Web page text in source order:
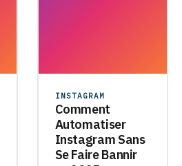
INSTAGRAM
Comment
Automatiser
Instagram Sans
Se Faire Bannir